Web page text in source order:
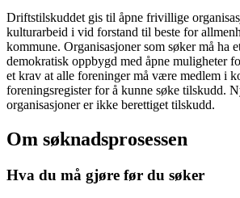
Driftstilskuddet gis til åpne frivillige
kulturarbeid i vid forstand til beste for
kommune. Organisasjoner som søker må ha
demokratisk oppbygd med åpne muligheter
et krav at alle foreninger må være medlem i
foreningsregister for å kunne søke tilskudd.
organisasjoner er ikke berettiget tilskudd.
Om søknadsprosessen
Hva du må gjøre før du søker